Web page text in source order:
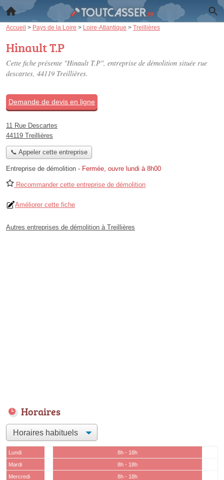
Accueil > Pays de la Loire > Loire-Atlantique > Treillières
Hinault T.P
Cette fiche présente "Hinault T.P", entreprise de démolition située rue
descartes, 44119 Treillières.
Demande de devis en ligne
11 Rue Descartes
44119 Treillières
📞 Appeler cette entreprise
Entreprise de démolition - Fermée, ouvre lundi à 8h00
Recommander cette entreprise de démolition
Améliorer cette fiche
Autres entreprises de démolition à Treillières
Horaires
Lundi
8h - 18h
Mardi
8h - 18h
Mercredi
8h - 18h